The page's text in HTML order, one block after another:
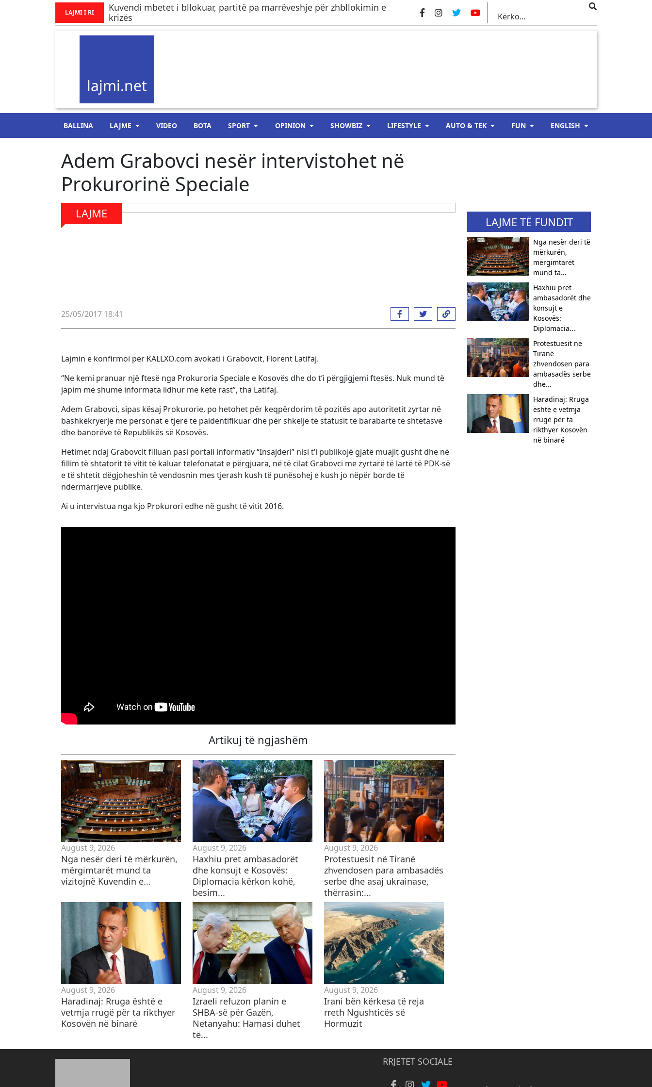
LAJMI I RI
Kuvendi mbetet i bllokuar, partitë pa marrëveshje për zhbllokimin e
krizës
lajmi.net
BALLINA LAJME VIDEO BOTA SPORT OPINION SHOWBIZ LIFESTYLE AUTO & TEK FUN ENGLISH
Adem Grabovci nesër intervistohet në
Prokurorinë Speciale
LAJME
25/05/2017 18:41
Lajmin e konfirmoi për KALLXO.com avokati i Grabovcit, Florent Latifaj.
“Ne kemi pranuar një ftesë nga Prokuroria Speciale e Kosovës dhe do t’i përgjigjemi ftesës. Nuk mund të
japim më shumë informata lidhur me këtë rast”, tha Latifaj.
Adem Grabovci, sipas kësaj Prokurorie, po hetohet për keqpërdorim të pozitës apo autoritetit zyrtar në
bashkëkryerje me personat e tjerë të paidentifikuar dhe për shkelje të statusit të barabartë të shtetasve
dhe banorëve të Republikës së Kosovës.
Hetimet ndaj Grabovcit filluan pasi portali informativ “Insajderi” nisi t’i publikojë gjatë muajit gusht dhe në
fillim të shtatorit të vitit të kaluar telefonatat e përgjuara, në të cilat Grabovci me zyrtarë të lartë të PDK-së
e të shtetit dëgjoheshin të vendosnin mes tjerash kush të punësohej e kush jo nëpër borde të
ndërmarrjeve publike.
Ai u intervistua nga kjo Prokurori edhe në gusht të vitit 2016.
Artikuj të ngjashëm
August 9, 2026
Nga nesër deri të mërkurën,
mërgimtarët mund ta
vizitojnë Kuvendin e...
August 9, 2026
Haxhiu pret ambasadorët
dhe konsujt e Kosovës:
Diplomacia kërkon kohë,
besim...
August 9, 2026
Protestuesit në Tiranë
zhvendosen para ambasadës
serbe dhe asaj ukrainase,
thërrasin:...
August 9, 2026
Haradinaj: Rruga është e
vetmja rrugë për ta rikthyer
Kosovën në binarë
August 9, 2026
Izraeli refuzon planin e
SHBA-së për Gazën,
Netanyahu: Hamasi duhet
të...
August 9, 2026
​Irani bën kërkesa të reja
rreth Ngushticës së
Hormuzit
LAJME TË FUNDIT
Nga nesër deri të
mërkurën,
mërgimtarët
mund ta...
Haxhiu pret
ambasadorët dhe
konsujt e
Kosovës:
Diplomacia...
Protestuesit në
Tiranë
zhvendosen para
ambasadës serbe
dhe...
Haradinaj: Rruga
është e vetmja
rrugë për ta
rikthyer Kosovën
në binarë
RRJETET SOCIALE